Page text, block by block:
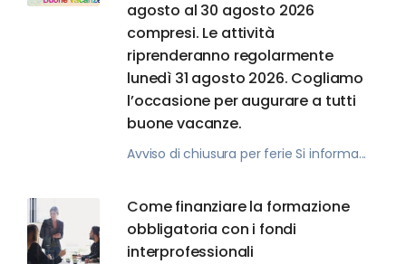
agosto al 30 agosto 2026
compresi. Le attività
riprenderanno regolarmente
lunedì 31 agosto 2026. Cogliamo
l’occasione per augurare a tutti
buone vacanze.
Avviso di chiusura per ferie Si informa...
Come finanziare la formazione
obbligatoria con i fondi
interprofessionali